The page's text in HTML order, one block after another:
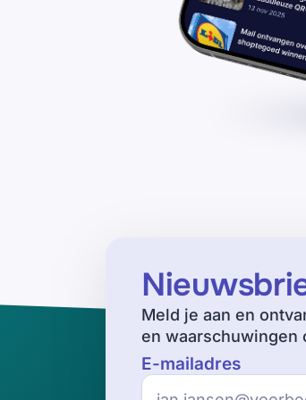
Meld je aan en
en waarschuwingen
E-mailadres